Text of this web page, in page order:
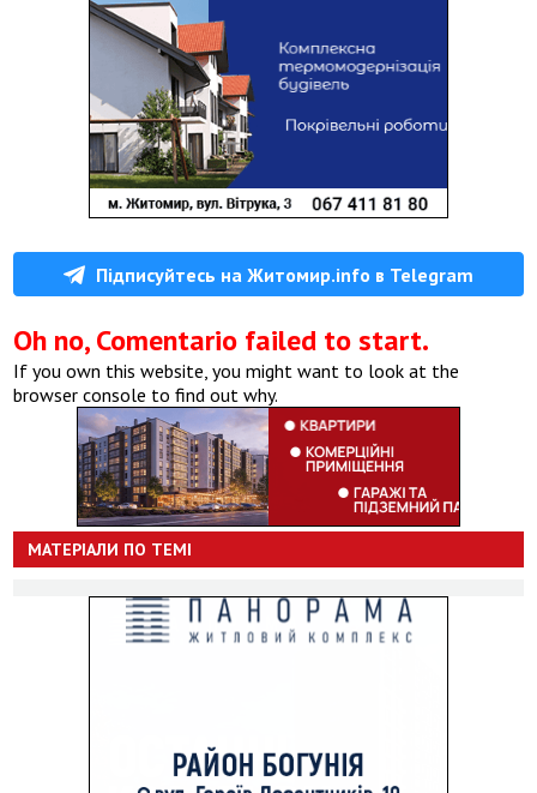
Підписуйтесь на Житомир.info в Telegram
Oh no, Comentario failed to start.
If you own this website, you might want to look at the
browser console to find out why.
МАТЕРІАЛИ ПО ТЕМІ